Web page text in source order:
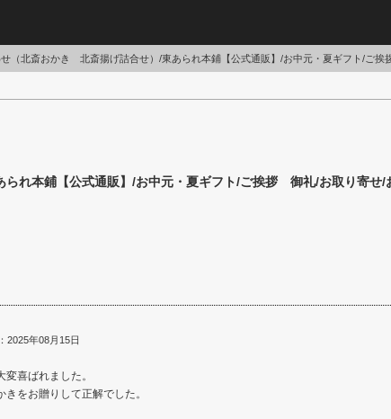
（北斎おかき 北斎揚げ詰合せ）/東あられ本鋪【公式通販】/お中元・夏ギフト/ご挨
本鋪【公式通販】/お中元・夏ギフト/ご挨拶 御礼/お取り寄せ/
2025年08月15日
喜ばれました。
をお贈りして正解でした。